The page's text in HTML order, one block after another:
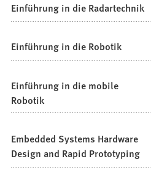
Einführung in die Radartechnik
Einführung in die Robotik
Einführung in die mobile
Robotik
Embedded Systems Hardware
Design and Rapid Prototyping